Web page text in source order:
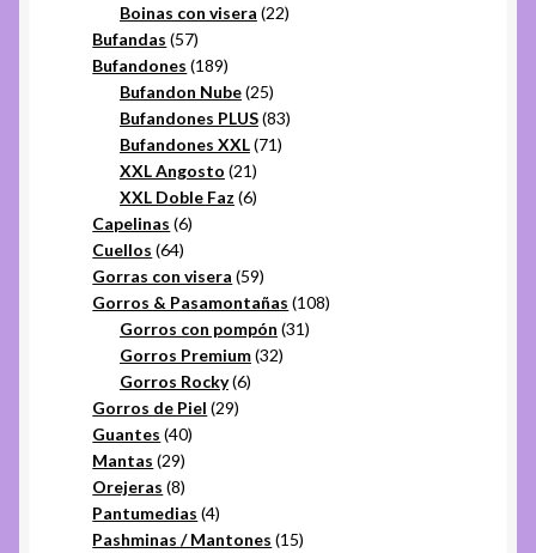
productos
Boinas con visera 2222
Bufandas 5757
productos
Bufandones 189189
productos
Bufandon Nube 2525
productos
Bufandones PLUS 8383
Bufandones XXL 7171
XXL Angosto 2121
productos
XXL Doble Faz 66
Capelinas 66
Cuellos 6464
productos
Gorras con visera 5959
productos
Gorros & Pasamontañas 108108
Gorros con pompón 3131
Gorros Premium 3232
Gorros Rocky 66
Gorros de Piel 2929
Guantes 4040
Mantas 2929
productos
Orejeras 88
productos
Pantumedias 44
productos
Pashminas / Mantones 1515